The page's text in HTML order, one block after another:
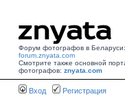
Форум фотографов в Беларуси:
forum.znyata.com
Смотрите также основной
фотографов: znyata.com
Вход Регистрация